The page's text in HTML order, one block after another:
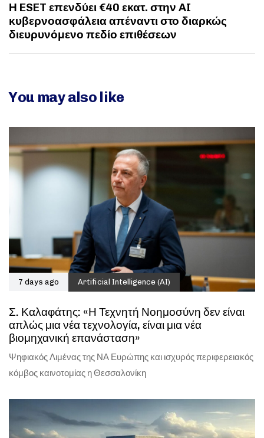
Η ESET επενδύει €40 εκατ. στην AI
κυβερνοασφάλεια απέναντι στο διαρκώς
διευρυνόμενο πεδίο επιθέσεων
You may also like
7 days ago Artificial Intelligence (AI)
Σ. Καλαφάτης: «Η Τεχνητή Νοημοσύνη δεν είναι
απλώς μια νέα τεχνολογία, είναι μια νέα
βιομηχανική επανάσταση»
Ψηφιακός Λιμένας της ΝΑ Ευρώπης και ισχυρός περιφερειακός
κόμβος καινοτομίας η Θεσσαλονίκη